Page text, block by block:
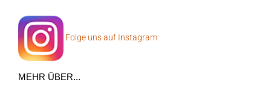
Folge uns auf Instagram
MEHR ÜBER...